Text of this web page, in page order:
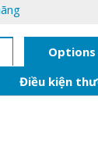
Options
Điều kiện